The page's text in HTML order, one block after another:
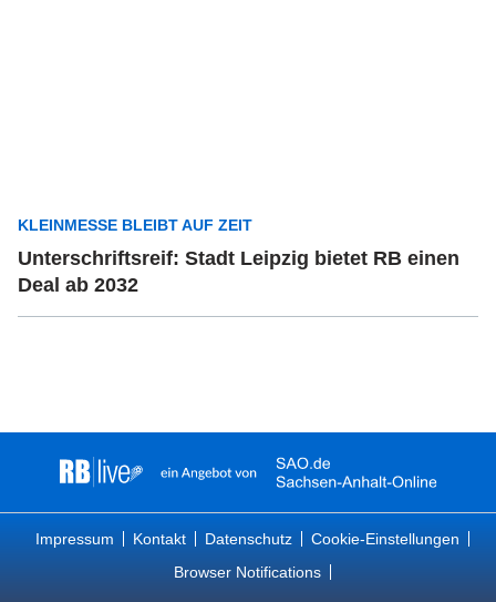
KLEINMESSE BLEIBT AUF ZEIT
Unterschriftsreif: Stadt Leipzig bietet RB einen
Deal ab 2032
Impressum Kontakt Datenschutz
Cookie-Einstellungen
Browser Notifications